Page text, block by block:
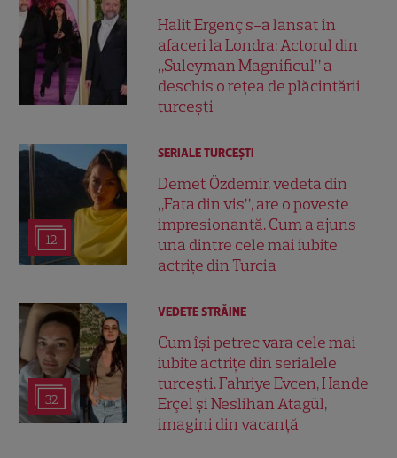
Halit Ergenç s-a lansat în
afaceri la Londra: Actorul din
„Suleyman Magnificul” a
deschis o rețea de plăcintării
turcești
12
SERIALE TURCEŞTI
Demet Özdemir, vedeta din
„Fata din vis”, are o poveste
impresionantă. Cum a ajuns
una dintre cele mai iubite
actrițe din Turcia
32
VEDETE STRĂINE
Cum își petrec vara cele mai
iubite actrițe din serialele
turcești. Fahriye Evcen, Hande
Erçel și Neslihan Atagül,
imagini din vacanță